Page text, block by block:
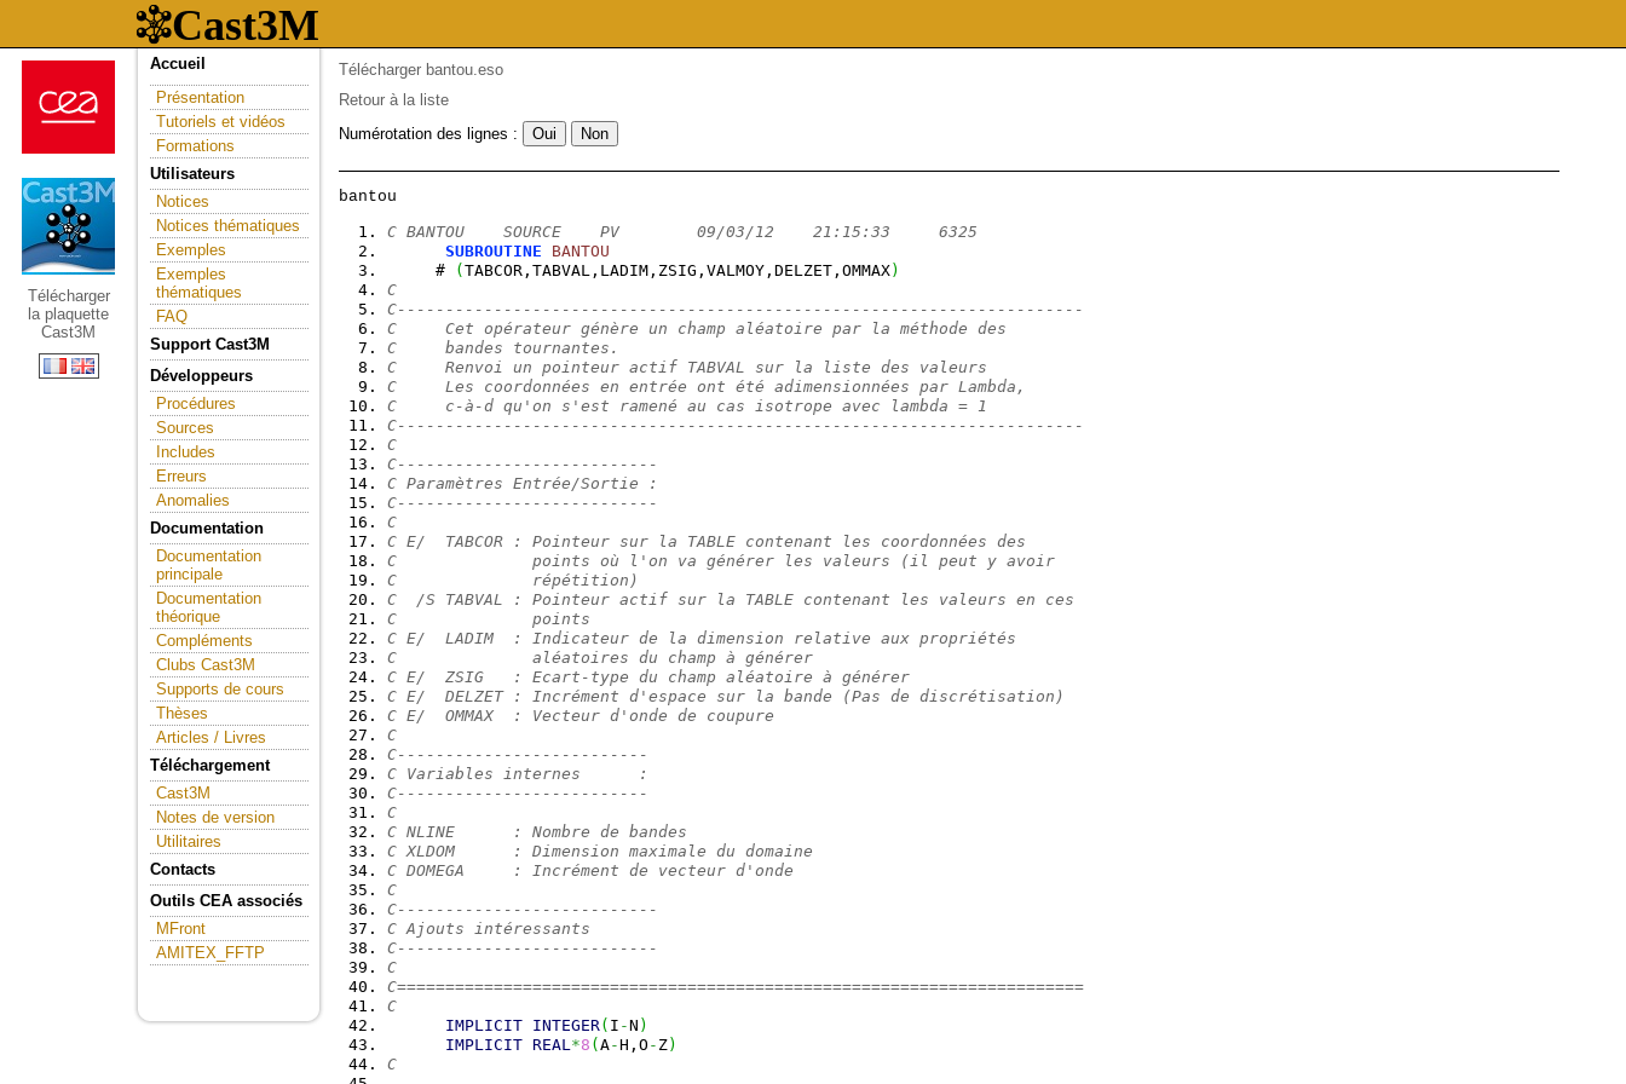
Télécharger
la plaquette
Cast3M
Accueil
Présentation
Tutoriels et vidéos
Formations
Utilisateurs
Notices
Notices thématiques
Exemples
Exemples
thématiques
FAQ
Support Cast3M
Développeurs
Procédures
Sources
Includes
Erreurs
Anomalies
Documentation
Documentation
principale
Documentation
théorique
Compléments
Clubs Cast3M
Supports de cours
Thèses
Articles / Livres
Téléchargement
Cast3M
Notes de version
Utilitaires
Contacts
Outils CEA associés
MFront
AMITEX_FFTP
Télécharger bantou.eso
Retour à la liste
Numérotation des lignes :
C BANTOU    SOURCE    PV        09/03/12    21:15:33     6325
SUBROUTINE
BANTOU
     #
(TABCOR,TABVAL,LADIM,ZSIG,VALMOY,DELZET,OMMAX)
C
C-----------------------------------------------------------------------
C     Cet opérateur génère un champ aléatoire par la méthode des
C     bandes tournantes.
C     Renvoi un pointeur actif TABVAL sur la liste des valeurs
C     Les coordonnées en entrée ont été adimensionnées par Lambda,
C     c-à-d qu'on s'est ramené au cas isotrope avec lambda = 1
C-----------------------------------------------------------------------
C
C---------------------------
C Paramètres Entrée/Sortie :
C---------------------------
C
C E/  TABCOR : Pointeur sur la TABLE contenant les coordonnées des
C              points où l'on va générer les valeurs (il peut y avoir
C              répétition)
C  /S TABVAL : Pointeur actif sur la TABLE contenant les valeurs en ces
C              points
C E/  LADIM  : Indicateur de la dimension relative aux propriétés
C              aléatoires du champ à générer
C E/  ZSIG   : Ecart-type du champ aléatoire à générer
C E/  DELZET : Incrément d'espace sur la bande (Pas de discrétisation)
C E/  OMMAX  : Vecteur d'onde de coupure
C
C--------------------------
C Variables internes      :
C--------------------------
C
C NLINE      : Nombre de bandes
C XLDOM      : Dimension maximale du domaine
C DOMEGA     : Incrément de vecteur d'onde
C
C---------------------------
C Ajouts intéressants
C---------------------------
C
C=======================================================================
C
IMPLICIT INTEGER( I -N )
IMPLICIT REAL *8 (A-H,O - Z)
C